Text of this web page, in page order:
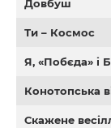
Довбуш
Ти – Космос
Я, «Побєда» і
Конотопська
Скажене